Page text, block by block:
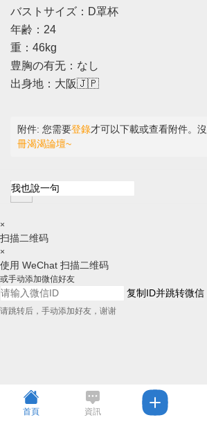
バストサイズ：D罩杯
年齢：24
重：46kg
豊胸の有无：なし
出身地：大阪🇯🇵
附件: 您需要登錄才可以下載或查看附件。
冊渴渴論壇~
×
扫描二维码
×
使用 WeChat 扫描二维码
或手动添加微信好友
复制ID并跳转微信
请跳转后，手动添加好友，谢谢
首頁 資訊